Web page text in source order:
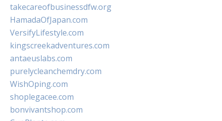
takecareofbusinessdfw.org
HamadaOfJapan.com
VersifyLifestyle.com
kingscreekadventures.com
antaeuslabs.com
purelycleanchemdry.com
WishOping.com
shoplegacee.com
bonvivantshop.com